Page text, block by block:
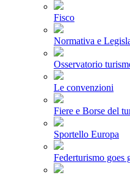
Fisco
Normativa e
Osservatorio
Le convenzioni
Fiere e Borse del
Sportello Europa
Federturismo goes